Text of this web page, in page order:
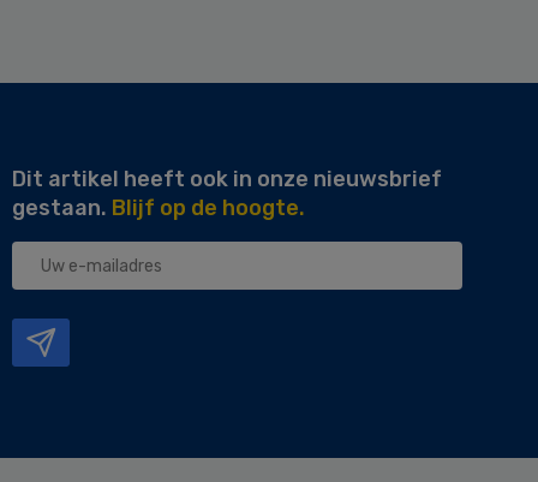
Dit artikel heeft ook in onze nieuwsbrief
gestaan. Blijf op de hoogte.
Uw